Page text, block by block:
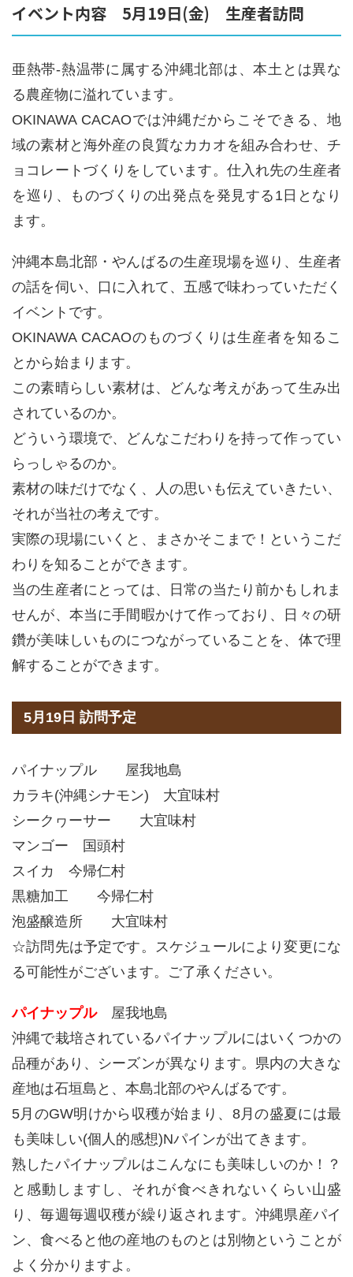
イベント内容 5月19日(金) 生産者訪問
亜熱帯-熱温帯に属する沖縄北部は、本土とは異な
る農産物に溢れています。
OKINAWA CACAOでは沖縄だからこそできる、地
域の素材と海外産の良質なカカオを組み合わせ、チ
ョコレートづくりをしています。仕入れ先の生産者
を巡り、ものづくりの出発点を発見する1日となり
ます。
沖縄本島北部・やんばるの生産現場を巡り、生産者
の話を伺い、口に入れて、五感で味わっていただく
イベントです。
OKINAWA CACAOのものづくりは生産者を知るこ
とから始まります。
この素晴らしい素材は、どんな考えがあって生み出
されているのか。
どういう環境で、どんなこだわりを持って作ってい
らっしゃるのか。
素材の味だけでなく、人の思いも伝えていきたい、
それが当社の考えです。
実際の現場にいくと、まさかそこまで！というこだ
わりを知ることができます。
当の生産者にとっては、日常の当たり前かもしれま
せんが、本当に手間暇かけて作っており、日々の研
鑽が美味しいものにつながっていることを、体で理
解することができます。
5月19日 訪問予定
パイナップル 屋我地島
カラキ(沖縄シナモン) 大宜味村
シークヮーサー 大宜味村
マンゴー 国頭村
スイカ 今帰仁村
黒糖加工 今帰仁村
泡盛醸造所 大宜味村
☆訪問先は予定です。スケジュールにより変更にな
る可能性がございます。ご了承ください。
パイナップル屋我地島
沖縄で栽培されているパイナップルにはいくつかの
品種があり、シーズンが異なります。県内の大きな
産地は石垣島と、本島北部のやんばるです。
5月のGW明けから収穫が始まり、8月の盛夏には最
も美味しい(個人的感想)Nパインが出てきます。
熟したパイナップルはこんなにも美味しいのか！？
と感動しますし、それが食べきれないくらい山盛
り、毎週毎週収穫が繰り返されます。沖縄県産パイ
ン、食べると他の産地のものとは別物ということが
よく分かりますよ。